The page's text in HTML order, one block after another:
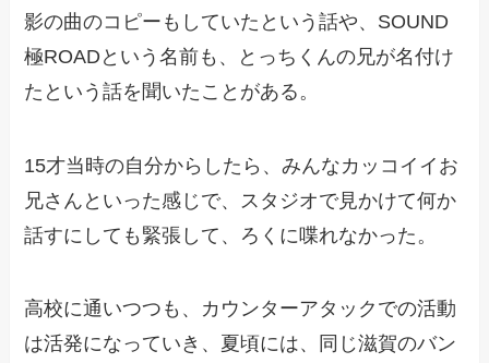
影の曲のコピーもしていたという話や、SOUND
極ROADという名前も、とっちくんの兄が名付け
たという話を聞いたことがある。
15才当時の自分からしたら、みんなカッコイイお
兄さんといった感じで、スタジオで見かけて何か
話すにしても緊張して、ろくに喋れなかった。
高校に通いつつも、カウンターアタックでの活動
は活発になっていき、夏頃には、同じ滋賀のバン